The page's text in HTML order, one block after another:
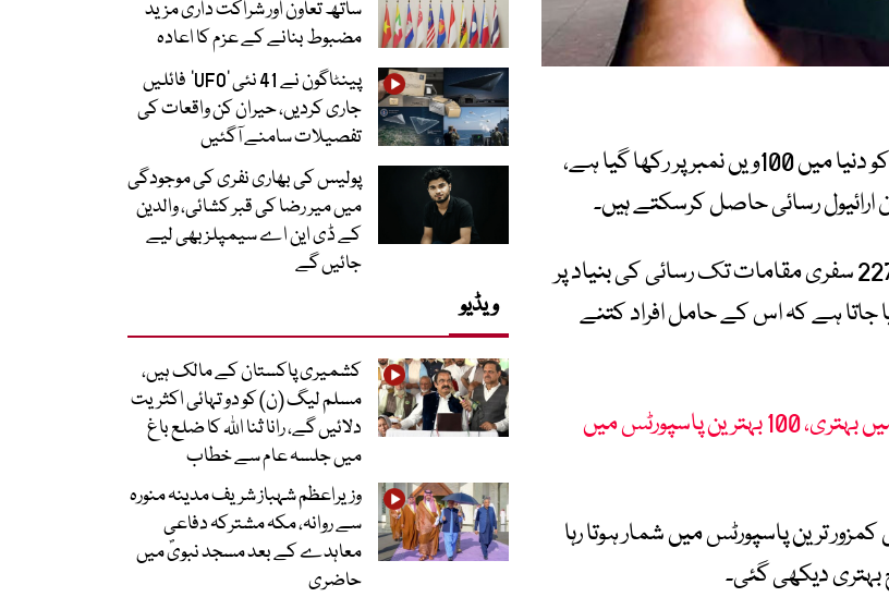
ہینلے پاسپورٹ انڈیکس کے مطابق پاکستانی پاسپورٹ کو دنیا میں 100ویں نمبر پر رکھا گیا ہے،
ہینلے پاسپورٹ انڈیکس دنیا بھر کے 199 پاسپورٹس کا 227 سفری مقامات تک رسائی کی بنیاد پر
جاتا ہے کہ اس کے حامل افراد کتنے
پاکستانی پاسپورٹ کی عالمی رینکنگ میں بہتری، 100 بہترین پاسپورٹس میں
ترین پاسپورٹس میں شمار ہوتا رہا
ساتھ تعاون اور شراکت داری مزید
مضبوط بنانے کے عزم کا اعادہ
پینٹاگون نے 41 نئی ’UFO‘ فائلیں
جاری کردیں، حیران کن واقعات کی
تفصیلات سامنے آگئیں
پولیس کی بھاری نفری کی موجودگی
میں میر رضا کی قبر کشائی، والدین
کے ڈی این اے سیمپلز بھی لیے
جائیں گے
ویڈیو
کشمیری پاکستان کے مالک ہیں،
مسلم لیگ (ن) کو دو تہائی اکثریت
دلائیں گے، رانا ثنا اللہ کا ضلع باغ
میں جلسہ عام سے خطاب
وزیراعظم شہباز شریف مدینہ منورہ
سے روانہ، مکہ مشترکہ دفاعی
معاہدے کے بعد مسجد نبویؐ میں
حاضری